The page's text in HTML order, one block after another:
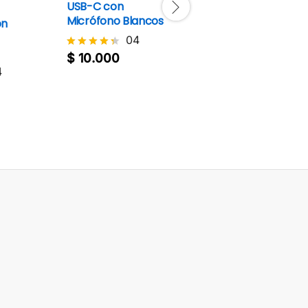
USB-C con
Micrófono Blancos
Valorado
04
$ 10.000